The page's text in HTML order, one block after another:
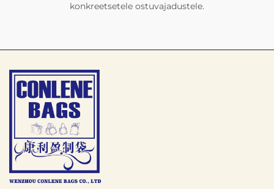
konkreetsetele ostuvajadustele.